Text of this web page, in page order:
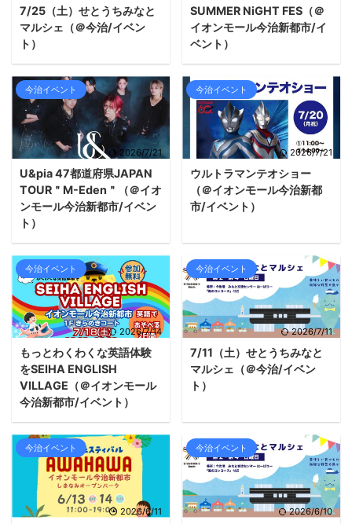
7/25（土）せとうちみなと
マルシェ（＠今治/イベン
ト）
SUMMER NiGHT FES（＠
イオンモール今治新都市/イ
ベント）
今治イベント
2026/7/21
U&pia 47都道府県JAPAN
TOUR＂M-Eden＂（＠イオ
ンモール今治新都市/イベン
ト）
今治イベント
2026/7/21
ウルトラマンテオショー
（＠イオンモール今治新都
市/イベント）
今治イベント
2026/7/14
もっとわくわくな英語体験
をSEIHA ENGLISH
VILLAGE（＠イオンモール
今治新都市/イベント）
今治イベント
2026/7/11
7/11（土）せとうちみなと
マルシェ（＠今治/イベン
ト）
今治イベント
2026/6/11
今治イベント
2026/6/10